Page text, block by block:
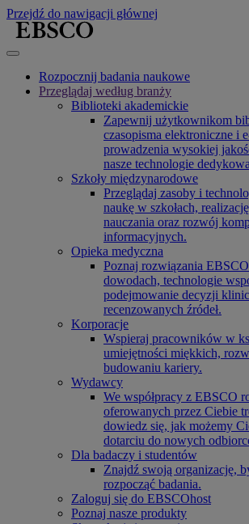
Przejdź do nawigacji głównej
Rozpocznij badania naukowe
Przeglądaj według branży
Biblioteki akademickie
Zapewnij użytkownikom
czasopisma elektroniczne i
prowadzenia wysokiej
nasze technologie
Szkoły międzynarodowe
Przeglądaj zasoby i
naukę w szkołach,
nauczania oraz rozwój
informacyjnych.
Opieka medyczna
Poznaj rozwiązania
dowodach, technologie
podejmowanie decyzji
recenzowanych źródeł.
Korporacje
Wspieraj pracowników w
umiejętności miękkich,
budowaniu kariery.
Wydawcy
We współpracy z EBSCO
oferowanych przez Ciebie
dowiedz się, jak możemy
dotarciu do nowych
Dla badaczy i studentów
Znajdź swoją organizację,
rozpocząć badania.
Zaloguj się do EBSCOhost
Poznaj nasze produkty